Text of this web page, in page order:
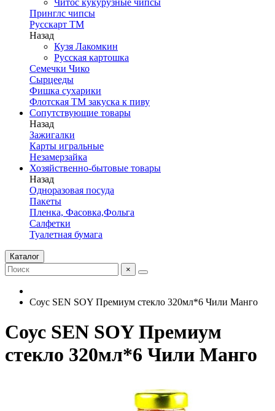
Читос кукурузные чипсы
Принглс чипсы
Русскарт ТМ
Назад
Кузя Лакомкин
Русская картошка
Семечки Чико
Сырцееды
Фишка сухарики
Флотская ТМ закуска к пиву
Сопутствующие товары
Назад
Зажигалки
Карты игральные
Незамерзайка
Хозяйственно-бытовые товары
Назад
Одноразовая посуда
Пакеты
Пленка, Фасовка,Фольга
Салфетки
Туалетная бумага
Каталог
×
Соус SEN SOY Премиум стекло 320мл*6 Чили Манго
Соус SEN SOY Премиум
стекло 320мл*6 Чили Манго